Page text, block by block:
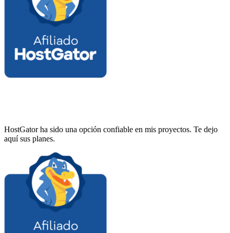
HostGator ha sido una opción confiable en mis proyectos. Te dejo
aquí sus planes.